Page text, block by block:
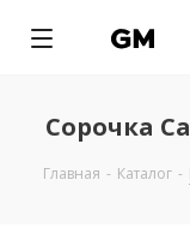
Сорочка
Главная - Каталог -